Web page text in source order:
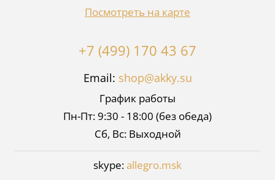
Посмотреть на карте
+7 (499) 170 43 67
Email: shop@akky.su
График работы
Пн-Пт: 9:30 - 18:00 (без обеда)
Сб, Вс: Выходной
skype:allegro.msk